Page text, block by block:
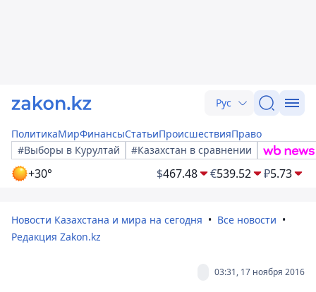
Рус
ПолитикаМирФинансыСтатьиПроисшествияПраво
#Выборы в Курултай
#Казахстан в сравнении
+30° $467.48 €539.52 ₽5.73
Новости Казахстана и мира на сегодня
Все новости
Редакция Zakon.kz
03:31, 17 ноября 2016